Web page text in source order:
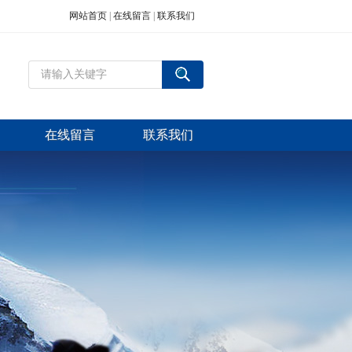
网站首页 在线留言 联系我们
在线留言 联系我们